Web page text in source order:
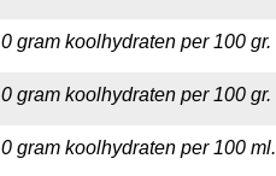
0 gram koolhydraten per 100 gr.
0 gram koolhydraten per 100 gr.
0 gram koolhydraten per 100 ml.